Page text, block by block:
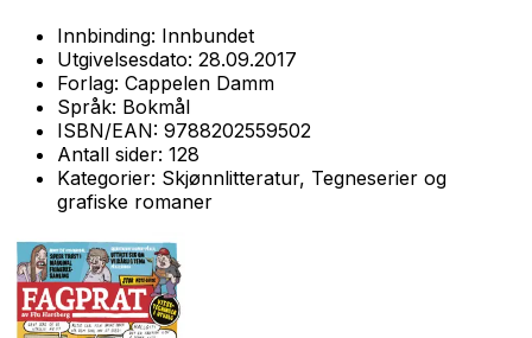
Innbinding: Innbundet
Utgivelsesdato: 28.09.2017
Forlag: Cappelen Damm
Språk: Bokmål
ISBN/EAN: 9788202559502
Antall sider: 128
Kategorier: Skjønnlitteratur, Tegneserier og
grafiske romaner